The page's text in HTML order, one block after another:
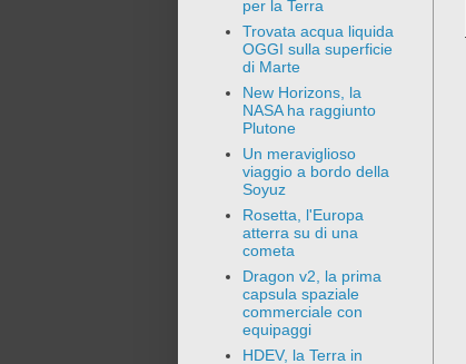
per la Terra
Trovata acqua liquida
OGGI sulla superficie
di Marte
New Horizons, la
NASA ha raggiunto
Plutone
Un meraviglioso
viaggio a bordo della
Soyuz
Rosetta, l'Europa
atterra su di una
cometa
Dragon v2, la prima
capsula spaziale
commerciale con
equipaggi
HDEV, la Terra in